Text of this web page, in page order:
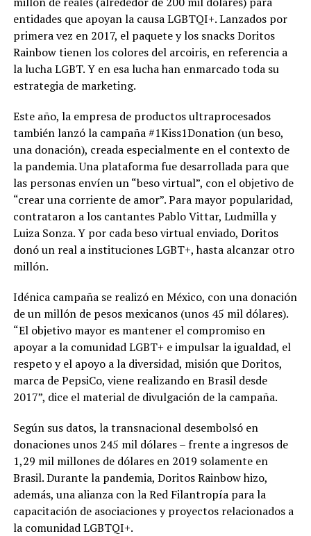
entidades que apoyan la causa LGBTQI+. Lanzados por
primera vez en 2017, el paquete y los snacks Doritos
Rainbow tienen los colores del arcoiris, en referencia a
la lucha LGBT. Y en esa lucha han enmarcado toda su
estrategia de marketing.
Este año, la empresa de productos ultraprocesados
también lanzó la campaña #1Kiss1Donation (un beso,
una donación), creada especialmente en el contexto de
la pandemia. Una plataforma fue desarrollada para que
las personas envíen un “beso virtual”, con el objetivo de
“crear una corriente de amor”. Para mayor popularidad,
contrataron a los cantantes Pablo Vittar, Ludmilla y
Luiza Sonza. Y por cada beso virtual enviado, Doritos
donó un real a instituciones LGBT+, hasta alcanzar otro
millón.
Idénica campaña se realizó en México, con una donación
de un millón de pesos mexicanos (unos 45 mil dólares).
“El objetivo mayor es mantener el compromiso en
apoyar a la comunidad LGBT+ e impulsar la igualdad, el
respeto y el apoyo a la diversidad, misión que Doritos,
marca de PepsiCo, viene realizando en Brasil desde
2017”, dice el material de divulgación de la campaña.
Según sus datos, la transnacional desembolsó en
donaciones unos 245 mil dólares – frente a ingresos de
1,29 mil millones de dólares en 2019 solamente en
Brasil. Durante la pandemia, Doritos Rainbow hizo,
además, una alianza con la Red Filantropía para la
capacitación de asociaciones y proyectos relacionados a
la comunidad LGBTQI+.